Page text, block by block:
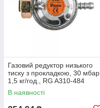
Газовий редуктор низького
тиску з прокладкою, 30 мбар,
1,5 кг/год., RG A310-484
В наявності